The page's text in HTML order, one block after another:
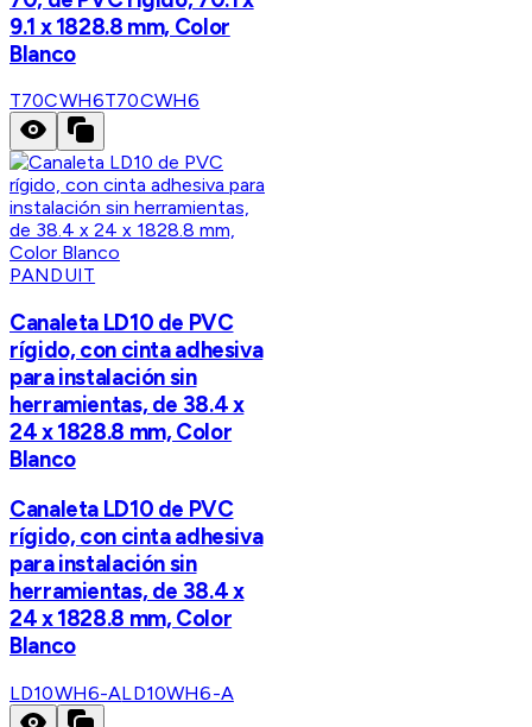
9.1 x 1828.8 mm, Color
Blanco
T70CWH6T70CWH6
PANDUIT
Canaleta LD10 de PVC
rígido, con cinta adhesiva
para instalación sin
herramientas, de 38.4 x
24 x 1828.8 mm, Color
Blanco
Canaleta LD10 de PVC
rígido, con cinta adhesiva
para instalación sin
herramientas, de 38.4 x
24 x 1828.8 mm, Color
Blanco
LD10WH6-ALD10WH6-A